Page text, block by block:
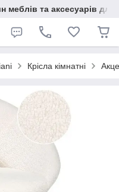
меблів та аксесуарів для
Крісла кімнатні